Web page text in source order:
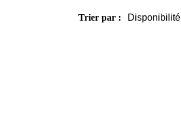
Trier par : Disponibilité